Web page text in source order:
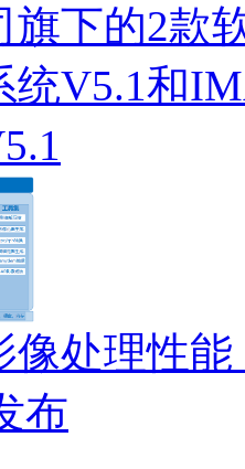
旗下的2款
V5.1和
像处理性
布